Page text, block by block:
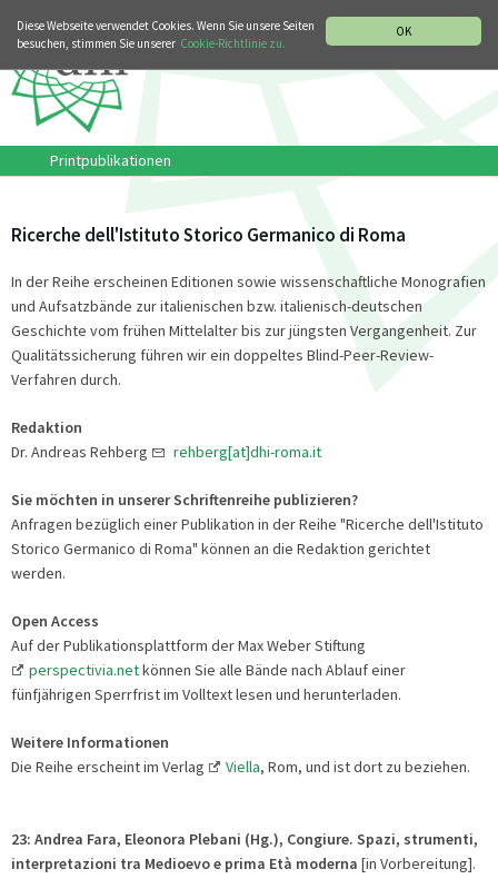
OK
Diese Webseite verwendet Cookies. Wenn Sie unsere Seiten
besuchen, stimmen Sie unserer Cookie-Richtlinie zu.
Printpublikationen
Ricerche dell'Istituto Storico Germanico di Roma
In der Reihe erscheinen Editionen sowie wissenschaftliche Monografien
und Aufsatzbände zur italienischen bzw. italienisch-deutschen
Geschichte vom frühen Mittelalter bis zur jüngsten Vergangenheit. Zur
Qualitätssicherung führen wir ein doppeltes Blind-Peer-Review-
Verfahren durch.
Redaktion
Dr. Andreas Rehberg
rehberg[at]dhi-roma.it
Sie möchten in unserer Schriftenreihe publizieren?
Anfragen bezüglich einer Publikation in der Reihe "Ricerche dell'Istituto
Storico Germanico di Roma" können an die Redaktion gerichtet
werden.
Open Access
Auf der Publikationsplattform der Max Weber Stiftung
perspectivia.netkönnen Sie alle Bände nach Ablauf einer
fünfjährigen Sperrfrist im Volltext lesen und herunterladen.
Weitere Informationen
Die Reihe erscheint im Verlag
Viella, Rom, und ist dort zu beziehen.
23: Andrea Fara, Eleonora Plebani (Hg.), Congiure. Spazi, strumenti,
interpretazioni tra Medioevo e prima Età moderna [in Vorbereitung].